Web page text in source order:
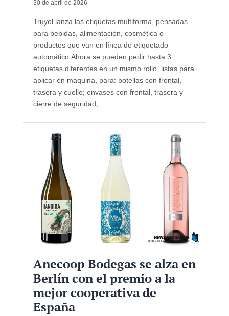
30 de abril de 2026
Truyol lanza las etiquetas multiforma, pensadas
para bebidas, alimentación, cosmética o
productos que van en línea de etiquetado
automático. ​Ahora se pueden pedir hasta 3
etiquetas diferentes en un mismo rollo, listas para
aplicar en máquina, para: botellas con frontal,
trasera y cuello; envases con frontal, trasera y
cierre de seguridad; ...
Anecoop Bodegas se alza en
Berlín con el premio a la
mejor cooperativa de
España